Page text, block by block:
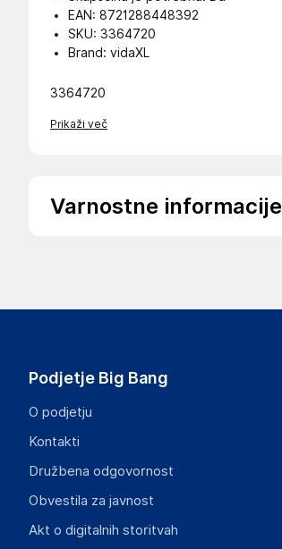
EAN: 8721288448392
SKU: 3364720
Brand: vidaXL
3364720
Prikaži več
Varnostne
https://www.vidaxl.nl/
Gospodarski subjekt s sedežem v
Mary Kingsleystraat 1, 5928 SK Venlo
The Netherlands
Podjetje Big Bang
O podjetju
Kontakti
Družbena odgovornost
Obvestila za javnost
Akt o digitalnih storitvah